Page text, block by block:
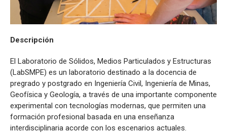
Descripción
El Laboratorio de Sólidos, Medios Particulados y Estructuras
(LabSMPE) es un laboratorio destinado a la docencia de
pregrado y postgrado en Ingeniería Civil, Ingeniería de Minas,
Geofísica y Geología, a través de una importante componente
experimental con tecnologías modernas, que permiten una
formación profesional basada en una enseñanza
interdisciplinaria acorde con los escenarios actuales.